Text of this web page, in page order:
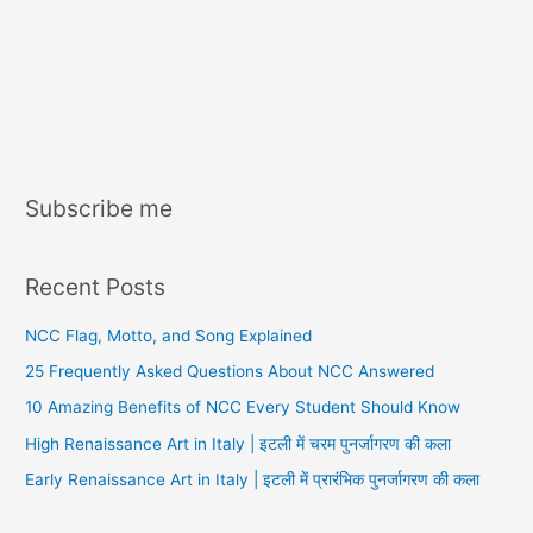
Subscribe me
Recent Posts
NCC Flag, Motto, and Song Explained
25 Frequently Asked Questions About NCC Answered
10 Amazing Benefits of NCC Every Student Should Know
High Renaissance Art in Italy | इटली में चरम पुनर्जागरण की कला
Early Renaissance Art in Italy | इटली में प्रारंभिक पुनर्जागरण की कला